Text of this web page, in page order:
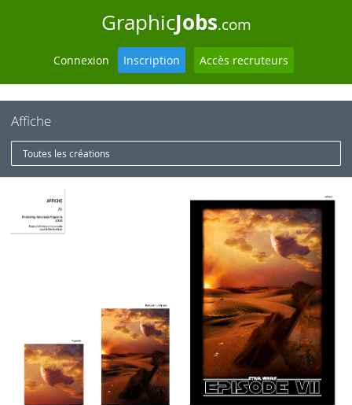
GraphicJobs.com
Connexion Inscription Accès recruteurs
Affiche
Toutes les créations